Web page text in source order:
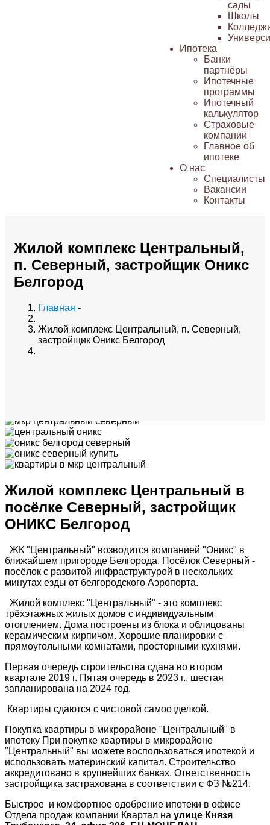
сады
Школы
Ипотека
Банки
партнёры
Ипотечные
программы
Ипотечный
калькулятор
Страховые
компании
Главное об
ипотеке
О нас
Специалисты
Вакансии
Контакты
Жилой комплекс Центральный,
п. Северный, застройщик Оникс
Белгород
Главная -
Жилой комплекс Центральный, п. Северный,
застройщик Оникс Белгород
Жилой комплекс Центральный в
посёлке Северный, застройщик
ОНИКС Белгород
ЖК "Центральный" возводится компанией "Оникс" в
ближайшем пригороде Белгорода. Посёлок Северный -
посёлок с развитой инфраструктурой в нескольких
минутах езды от белгородского Аэропорта.
Жилой комплекс "Центральный" - это комплекс
трёхэтажных жилых домов с индивидуальным
отоплением. Дома построены из блока и облицованы
керамическим кирпичом. Хорошие планировки с
прямоугольными комнатами, просторными кухнями.
Первая очередь строительства сдана во втором
квартале 2019 г. Пятая очередь в 2023 г., шестая
запланирована на 2024 год.
Квартиры сдаются с чистовой самоотделкой.
Покупка квартиры в микрорайоне "Центральный" в
ипотеку При покупке квартиры в микрорайоне
"Центральный" вы можете воспользоваться ипотекой и
использовать материнский капитал. Строительство
аккредитовано в крупнейших банках. Ответственность
застройщика застрахована в соответствии с ФЗ №214.
Быстрое и комфортное одобрение ипотеки в офисе
Отдела продаж компании Квартал на улице Князя